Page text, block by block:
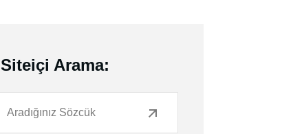
Siteiçi Arama: